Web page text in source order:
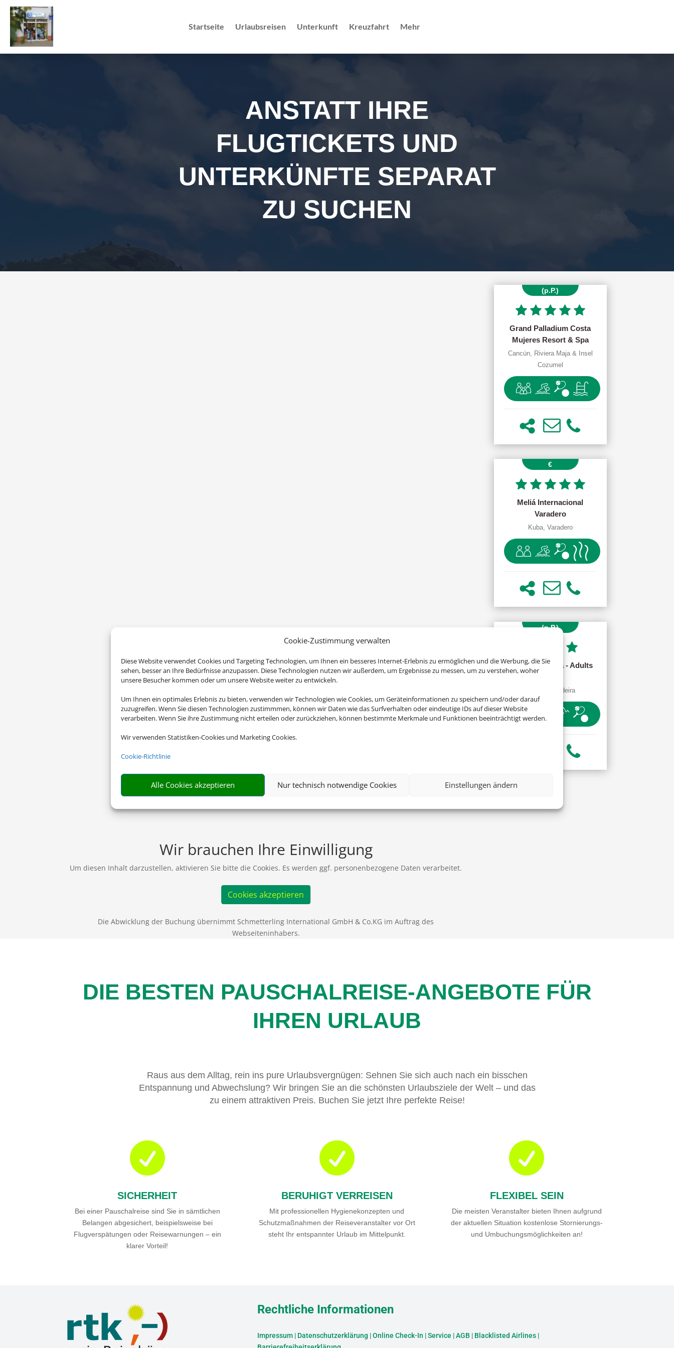
Cookie-Zustimmung verwalten
Diese Website verwendet Cookies und Targeting Technologien, um Ihnen ein besseres Internet-Erlebnis zu ermöglichen und die Werbung, die Sie
sehen, besser an Ihre Bedürfnisse anzupassen. Diese Technologien nutzen wir außerdem, um Ergebnisse zu messen, um zu verstehen, woher
unsere Besucher kommen oder um unsere Website weiter zu entwickeln.
Um Ihnen ein optimales Erlebnis zu bieten, verwenden wir Technologien wie Cookies, um Geräteinformationen zu speichern und/oder darauf
zuzugreifen. Wenn Sie diesen Technologien zustimmmen, können wir Daten wie das Surfverhalten oder eindeutige IDs auf dieser Website
verarbeiten. Wenn Sie ihre Zustimmung nicht erteilen oder zurückziehen, können bestimmte Merkmale und Funktionen beeinträchtigt werden.
Wir verwenden Statistiken-Cookies und Marketing Cookies.
Cookie-Richtlinie
Alle Cookies akzeptieren Nur technisch notwendige Cookies Einstellungen ändern
Startseite Urlaubsreisen Unterkunft Kreuzfahrt Mehr
ANSTATT IHRE
FLUGTICKETS UND
UNTERKÜNFTE SEPARAT
ZU SUCHEN
Wir brauchen Ihre Einwilligung
Um diesen Inhalt darzustellen, aktivieren Sie bitte die Cookies. Es werden ggf. personenbezogene Daten verarbeitet.
Cookies akzeptieren
Die Abwicklung der Buchung übernimmt Schmetterling International GmbH & Co.KG im Auftrag des
Webseiteninhabers.
(p.P.)
Grand Palladium Costa
Mujeres Resort & Spa
Cancún, Riviera Maja & Insel
Cozumel
€
Meliá Internacional
Varadero
Kuba, Varadero
(p.P.)
Allegro Madeira - Adults
Funchal, Madeira
DIE BESTEN PAUSCHALREISE-ANGEBOTE FÜR
IHREN URLAUB
Raus aus dem Alltag, rein ins pure Urlaubsvergnügen: Sehnen Sie sich auch nach ein bisschen
Entspannung und Abwechslung? Wir bringen Sie an die schönsten Urlaubsziele der Welt – und das
zu einem attraktiven Preis. Buchen Sie jetzt Ihre perfekte Reise!

SICHERHEIT
Bei einer Pauschalreise sind Sie in sämtlichen
Belangen abgesichert, beispielsweise bei
Flugverspätungen oder Reisewarnungen – ein
klarer Vorteil!

BERUHIGT VERREISEN
Mit professionellen Hygienekonzepten und
Schutzmaßnahmen der Reiseveranstalter vor Ort
steht Ihr entspannter Urlaub im Mittelpunkt.

FLEXIBEL SEIN
Die meisten Veranstalter bieten Ihnen aufgrund
der aktuellen Situation kostenlose Stornierungs-
und Umbuchungsmöglichkeiten an!
Rechtliche Informationen
Impressum| Datenschutzerklärung |Online Check-In |Service |AGB | Blacklisted Airlines|